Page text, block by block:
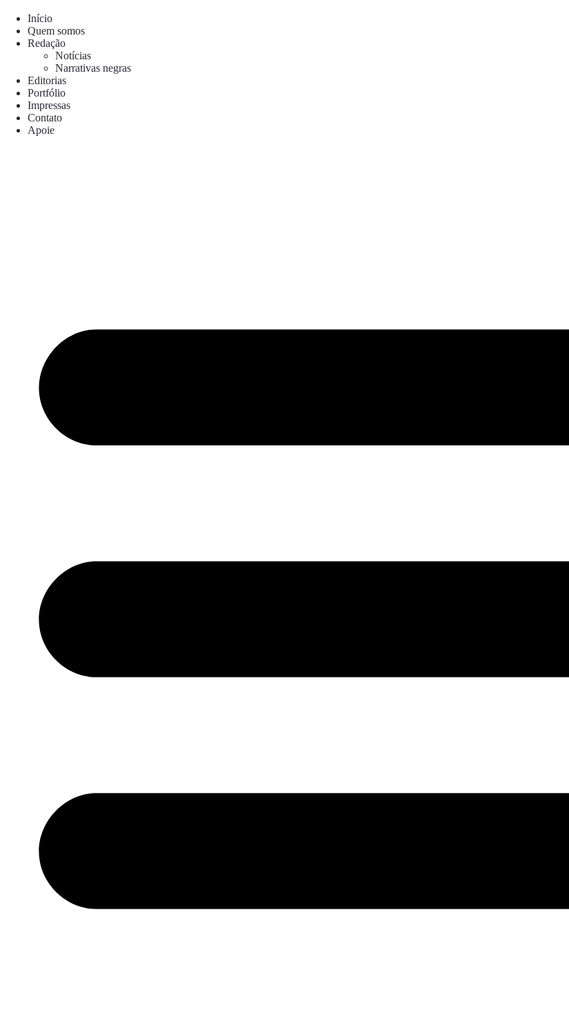
para
conteúdo
Início
Quem somos
Redação
Notícias
Narrativas negras
Editorias
Portfólio
Impressas
Contato
Apoie